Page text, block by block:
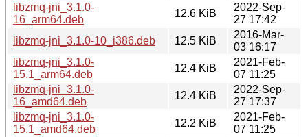
libzmq-jni_3.1.0-
16_arm64.deb
12.6 KiB
2022-Sep-
27 17:42
libzmq-jni_3.1.0-10_i386.deb
12.5 KiB
2016-Mar-
03 16:17
libzmq-jni_3.1.0-
15.1_arm64.deb
12.4 KiB
2021-Feb-
07 11:25
libzmq-jni_3.1.0-
16_amd64.deb
12.4 KiB
2022-Sep-
27 17:37
libzmq-jni_3.1.0-
15.1_amd64.deb
12.2 KiB
2021-Feb-
07 11:25